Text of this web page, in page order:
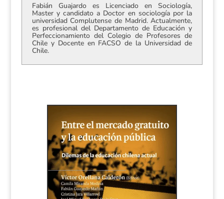
Fabián Guajardo es Licenciado en Sociología,
Master y candidato a Doctor en sociología por la
universidad Complutense de Madrid. Actualmente,
es profesional del Departamento de Educación y
Perfeccionamiento del Colegio de Profesores de
Chile y Docente en FACSO de la Universidad de
Chile.